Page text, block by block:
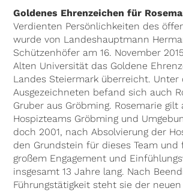
Goldenes Ehrenzeichen für
Verdienten Persönlichkeiten des
wurde von Landeshauptmann
Schützenhöfer am 16. November
Alten Universität das Goldene
Landes Steiermark überreicht. Unter
Ausgezeichneten befand sich auch
Gruber aus Gröbming. Rosemarie gilt
Hospizteams Gröbming und
doch 2001, nach Absolvierung der
den Grundstein für dieses Team
großem Engagement und
insgesamt 13 Jahre lang. Nach
Führungstätigkeit steht sie der